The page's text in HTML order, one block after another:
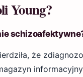
Young?
że